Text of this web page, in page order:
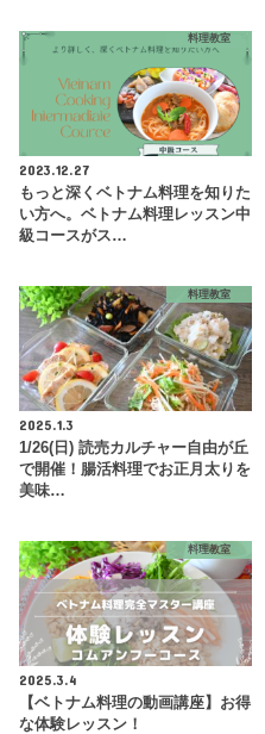
料理教室
2023.12.27
もっと深くベトナム料理を知りた
い方へ。ベトナム料理レッスン中
級コースがス…
料理教室
2025.1.3
1/26(日) 読売カルチャー自由が丘
で開催！腸活料理でお正月太りを
美味…
料理教室
2025.3.4
【ベトナム料理の動画講座】お得
な体験レッスン！